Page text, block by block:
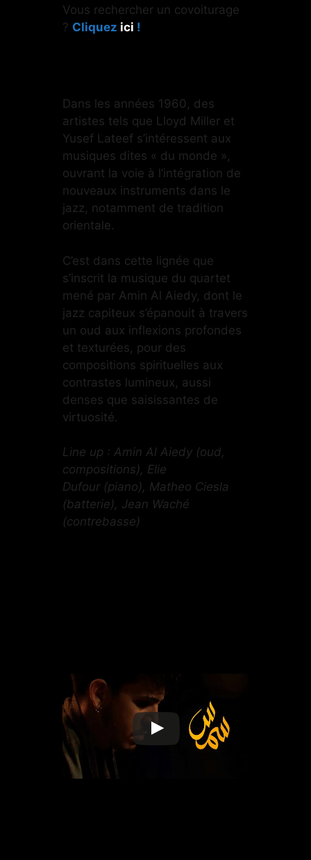
Vous rechercher un covoiturage
? Cliquez ici !
Dans les années 1960, des
artistes tels que Lloyd Miller et
Yusef Lateef s’intéressent aux
musiques dites « du monde »,
ouvrant la voie à l’intégration de
nouveaux instruments dans le
jazz, notamment de tradition
orientale.
C’est dans cette lignée que
s’inscrit la musique du quartet
mené par Amin Al Aiedy, dont le
jazz capiteux s’épanouit à travers
un oud aux inflexions profondes
et texturées, pour des
compositions spirituelles aux
contrastes lumineux, aussi
denses que saisissantes de
virtuosité.
Line up : Amin Al Aiedy (oud,
compositions), Elie
Dufour (piano), Matheo Ciesla
(batterie), Jean Waché
(contrebasse)